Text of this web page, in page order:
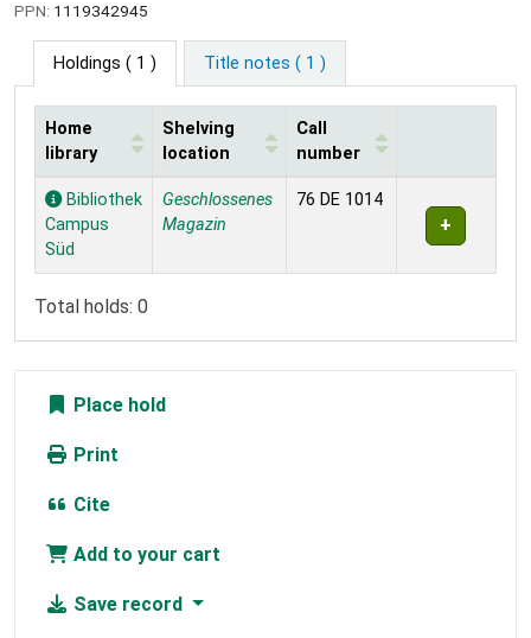
PPN: 1119342945
Holdings ( 1 ) Title notes ( 1 )
Holdings
Home
library
Shelving
location
Call
number
Bibliothek
Campus
Süd
Geschlossenes
Magazin
76 DE 1014
Total holds: 0
Place hold
Print
Cite
Add to your cart
Save record